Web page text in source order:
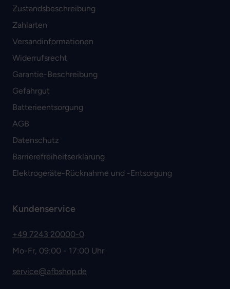
Zustandsbeschreibung
Zahlarten
Versandinformationen
Widerrufsrecht
Garantie-Beschreibung
Gefahrgut
Batterieentsorgung
AGB
Datenschutz
Barrierefreiheitserklärung
Elektrogeräte-Rücknahme und -Entsorgung
Kundenservice
+49 7243 20000-0
Mo-Fr, 09:00 - 17:00 Uhr
service@afbshop.de